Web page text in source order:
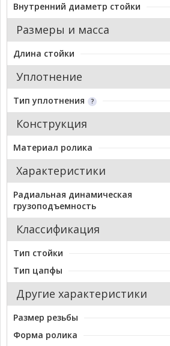
Внутренний диаметр стойки
Размеры и масса
Длина стойки
Уплотнение
Тип уплотнения
Конструкция
Материал ролика
Характеристики
Радиальная динамическая
грузоподъемность
Классификация
Тип стойки
Тип цапфы
Другие характеристики
Размер резьбы
Форма ролика